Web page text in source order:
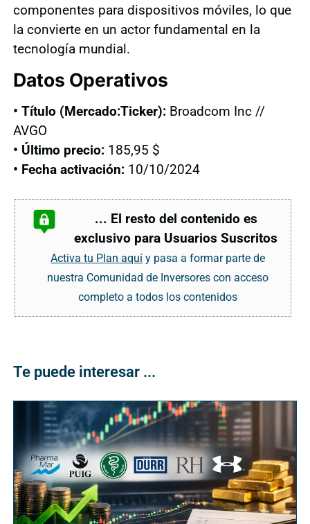
componentes para dispositivos móviles, lo que
la convierte en un actor fundamental en la
tecnología mundial.
Datos Operativos
• Título (Mercado:Ticker): Broadcom Inc //
AVGO
• Último precio: 185,95 $
• Fecha activación: 10/10/2024
... El resto del contenido es
exclusivo para Usuarios Suscritos
Activa tu Plan aquí y pasa a formar parte de
nuestra Comunidad de Inversores con acceso
completo a todos los contenidos
Te puede interesar ...